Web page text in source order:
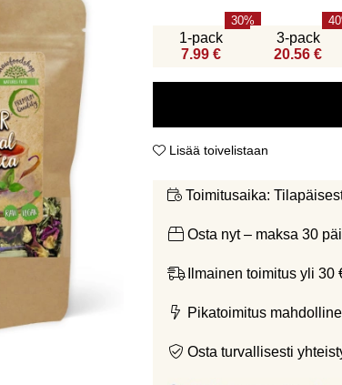
1-pack
7.99 €
30
3-pack
20.56 €
40
Lisää toivelistaan
Toimitusaika:
Osta nyt – maksa 30
Ilmainen toimitus yli 30
Pikatoimitus
Osta turvallisesti